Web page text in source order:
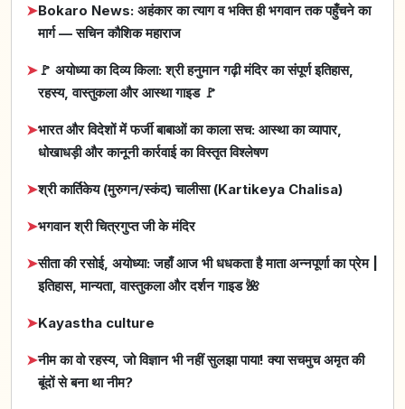
➤Bokaro News: अहंकार का त्याग व भक्ति ही भगवान तक पहुँचने का
मार्ग — सचिन कौशिक महाराज
➤🚩 अयोध्या का दिव्य किला: श्री हनुमान गढ़ी मंदिर का संपूर्ण इतिहास,
रहस्य, वास्तुकला और आस्था गाइड 🚩
➤भारत और विदेशों में फर्जी बाबाओं का काला सच: आस्था का व्यापार,
धोखाधड़ी और कानूनी कार्रवाई का विस्तृत विश्लेषण
➤श्री कार्तिकेय (मुरुगन/स्कंद) चालीसा (Kartikeya Chalisa)
➤भगवान श्री चित्रगुप्त जी के मंदिर
➤सीता की रसोई, अयोध्या: जहाँ आज भी धधकता है माता अन्नपूर्णा का प्रेम |
इतिहास, मान्यता, वास्तुकला और दर्शन गाइड 🌺
➤Kayastha culture
➤नीम का वो रहस्य, जो विज्ञान भी नहीं सुलझा पाया! क्या सचमुच अमृत की
बूंदों से बना था नीम?